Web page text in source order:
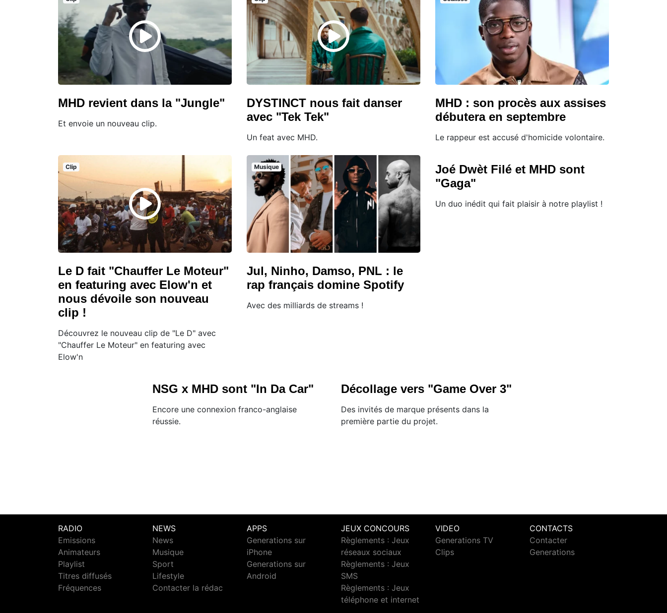
MHD revient dans la "Jungle"
Et envoie un nouveau clip.
DYSTINCT nous fait danser
avec "Tek Tek"
Un feat avec MHD.
MHD : son procès aux assises
débutera en septembre
Le rappeur est accusé d'homicide volontaire.
Clip
Le D fait "Chauffer Le Moteur"
en featuring avec Elow'n et
nous dévoile son nouveau
clip !
Découvrez le nouveau clip de "Le D" avec
"Chauffer Le Moteur" en featuring avec
Elow'n
Musique
Jul, Ninho, Damso, PNL : le
rap français domine Spotify
Avec des milliards de streams !
Joé Dwèt Filé et MHD sont
"Gaga"
Un duo inédit qui fait plaisir à notre playlist !
NSG x MHD sont "In Da Car"
Encore une connexion franco-anglaise
réussie.
Décollage vers "Game Over 3"
Des invités de marque présents dans la
première partie du projet.
RADIO
Emissions
Animateurs
Playlist
Titres diffusés
Fréquences
NEWS
News
Musique
Sport
Lifestyle
Contacter la rédac
APPS
Generations sur
iPhone
Generations sur
Android
JEUX CONCOURS
Règlements : Jeux
réseaux sociaux
Règlements : Jeux
SMS
Règlements : Jeux
téléphone et internet
VIDEO
Generations TV
Clips
CONTACTS
Contacter
Generations